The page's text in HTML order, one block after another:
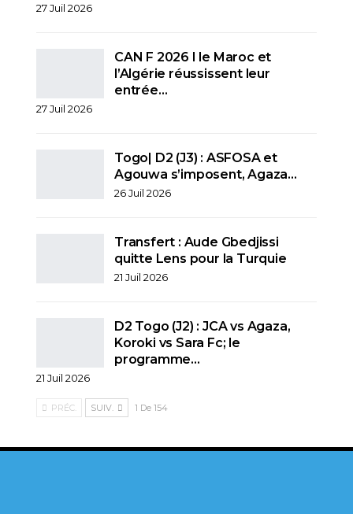
27 Juil 2026
CAN F 2026 I le Maroc et
l’Algérie réussissent leur
entrée…
27 Juil 2026
Togo| D2 (J3) : ASFOSA et
Agouwa s’imposent, Agaza…
26 Juil 2026
Transfert : Aude Gbedjissi
quitte Lens pour la Turquie
21 Juil 2026
D2 Togo (J2) : JCA vs Agaza,
Koroki vs Sara Fc; le
programme…
21 Juil 2026
PRÉC. SUIV. 1 De 154